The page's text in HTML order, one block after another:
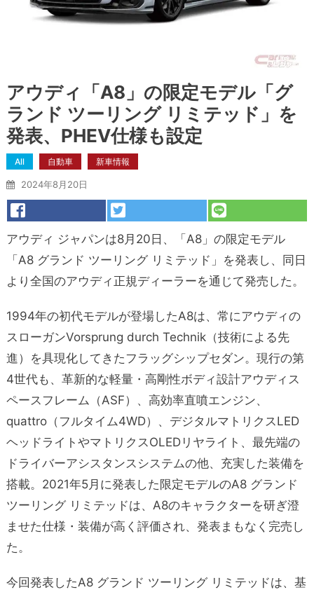
アウディ「A8」の限定モデル「グ
ランド ツーリング リミテッド」を
発表、PHEV仕様も設定
All 自動車 新車情報
2024年8月20日
アウディ ジャパンは8月20日、「A8」の限定モデル
「A8 グランド ツーリング リミテッド」を発表し、同日
より全国のアウディ正規ディーラーを通じて発売した。
1994年の初代モデルが登場したA8は、常にアウディの
スローガンVorsprung durch Technik（技術による先
進）を具現化してきたフラッグシップセダン。現行の第
4世代も、革新的な軽量・高剛性ボディ設計アウディス
ペースフレーム（ASF）、高効率直噴エンジン、
quattro（フルタイム4WD）、デジタルマトリクスLED
ヘッドライトやマトリクスOLEDリヤライト、最先端の
ドライバーアシスタンスシステムの他、充実した装備を
搭載。2021年5月に発表した限定モデルのA8 グランド
ツーリング リミテッドは、A8のキャラクターを研ぎ澄
ませた仕様・装備が高く評価され、発表まもなく完売し
た。
今回発表したA8 グランド ツーリング リミテッドは、基